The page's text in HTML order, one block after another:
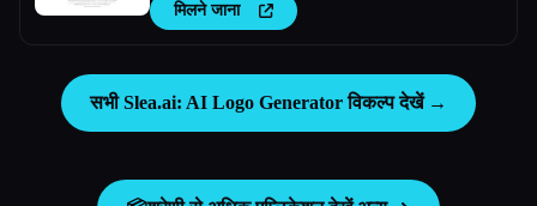
मिलने जाना
सभी Slea.ai: AI Logo Generator विकल्प देखें →